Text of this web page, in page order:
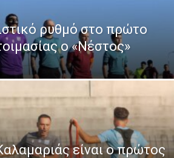
ρυθμό στο πρώτο
ο «Νέστος»
είναι ο πρώτος